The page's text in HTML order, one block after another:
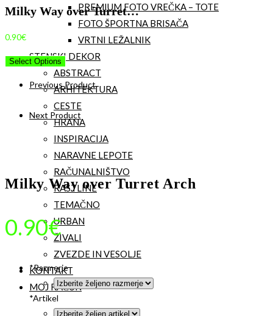
PREMIUM FOTO VREČKA – TOTE
FOTO ŠPORTNA BRISAČA
VRTNI LEŽALNIK
STENSKI DEKOR
ABSTRACT
ARHITEKTURA
CESTE
HRANA
INSPIRACIJA
NARAVNE LEPOTE
RAČUNALNIŠTVO
RASTLINE
TEMAČNO
URBAN
ŽIVALI
ZVEZDE IN VESOLJE
KONTAKT
MOJ RAČUN
Milky Way over Turret…
0.90€
Select Options
Previous Product
Next Product
Milky Way over Turret Arch
0.90€
*Razmerje
*Artikel